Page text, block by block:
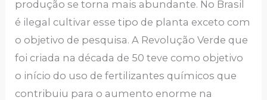
produção se torna mais abundante. No Brasil
é ilegal cultivar esse tipo de planta exceto com
o objetivo de pesquisa. A Revolução Verde que
foi criada na década de 50 teve como objetivo
o início do uso de fertilizantes químicos que
contribuiu para o aumento enorme na